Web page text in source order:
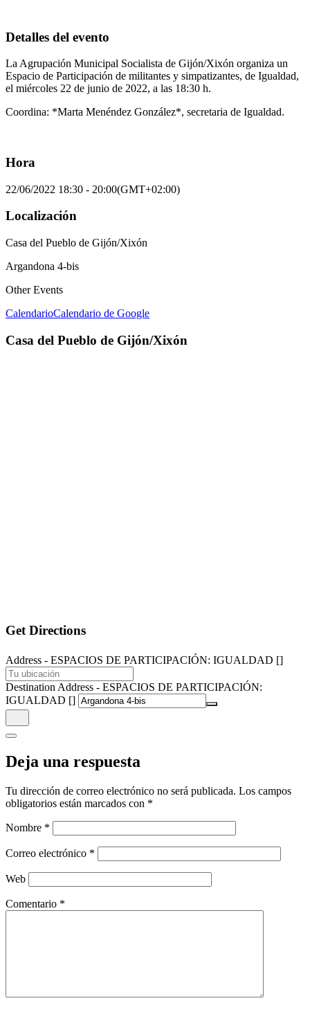
Detalles del evento
La Agrupación Municipal Socialista de Gijón/Xixón organiza un
Espacio de Participación de militantes y simpatizantes, de Igualdad,
el miércoles 22 de junio de 2022, a las 18:30 h.
Coordina: *Marta Menéndez González*, secretaria de Igualdad.
Hora
22/06/2022 18:30 - 20:00(GMT+02:00)
Localización
Casa del Pueblo de Gijón/Xixón
Argandona 4-bis
Other Events
CalendarioCalendario de Google
Casa del Pueblo de Gijón/Xixón
Get Directions
Address - ESPACIOS DE PARTICIPACIÓN: IGUALDAD []
Destination Address - ESPACIOS DE PARTICIPACIÓN:
IGUALDAD []
Deja una respuesta
Tu dirección de correo electrónico no será publicada. Los campos
obligatorios están marcados con *
Nombre *
Correo electrónico *
Web
Comentario *